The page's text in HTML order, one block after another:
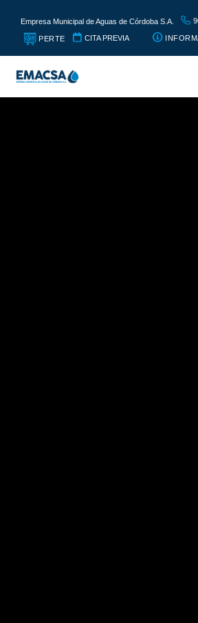
Empresa Municipal de Aguas de Córdoba S.A.
PERTE CITA PREVIA